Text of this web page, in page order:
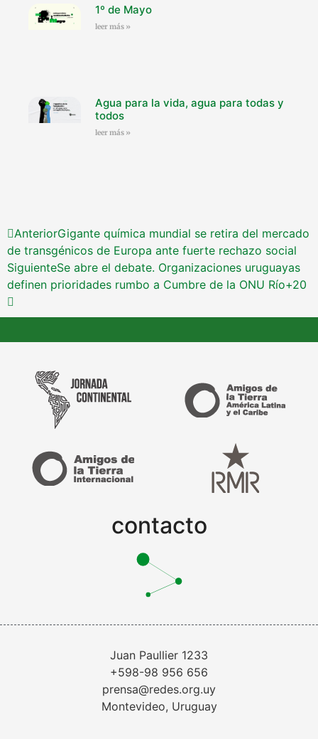
1º de Mayo
leer más »
Agua para la vida, agua para todas y
todos
leer más »
AnteriorGigante química mundial se retira del mercado
de transgénicos de Europa ante fuerte rechazo social
SiguienteSe abre el debate. Organizaciones uruguayas
definen prioridades rumbo a Cumbre de la ONU Río+20
contacto
Juan Paullier 1233
+598-98 956 656
prensa@redes.org.uy
Montevideo, Uruguay